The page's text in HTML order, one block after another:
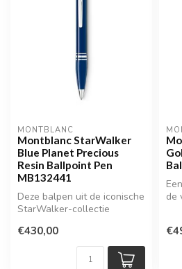
MONTBLANC
Montblanc StarWalker
Blue Planet Precious
Resin Ballpoint Pen
MB132441
Deze balpen uit de iconische
StarWalker-collectie
verfijn...
€430,00
de